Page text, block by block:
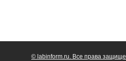
© labinform.ru. Все права